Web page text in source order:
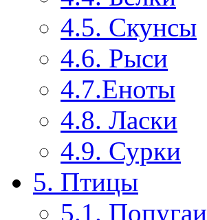
4.5. Скунсы
4.6. Рыси
4.7.Еноты
4.8. Ласки
4.9. Сурки
5. Птицы
5.1. Попугаи